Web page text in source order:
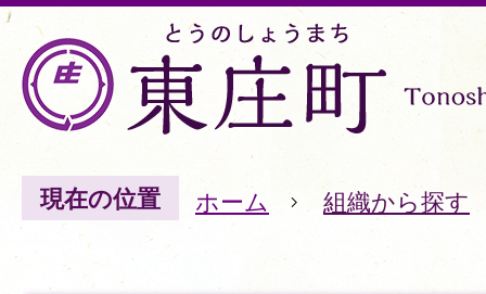
現在の位置 ホーム 組織から探す